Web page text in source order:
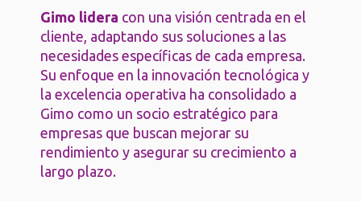
Gimo lidera con una visión centrada en el
cliente, adaptando sus soluciones a las
necesidades específicas de cada empresa.
Su enfoque en la innovación tecnológica y
la excelencia operativa ha consolidado a
Gimo como un socio estratégico para
empresas que buscan mejorar su
rendimiento y asegurar su crecimiento a
largo plazo.